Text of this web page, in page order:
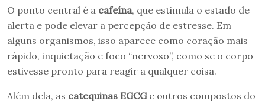
O ponto central é a cafeína, que estimula o estado de
alerta e pode elevar a percepção de estresse. Em
alguns organismos, isso aparece como coração mais
rápido, inquietação e foco “nervoso”, como se o corpo
estivesse pronto para reagir a qualquer coisa.
Além dela, as catequinas EGCGe outros compostos do